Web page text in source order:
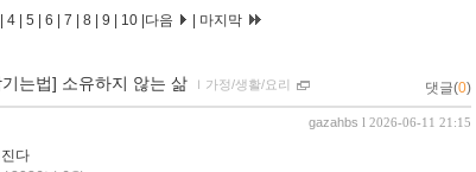
4 5 6 7 8 9 10 다음 마지막
는법] 소유하지 않는 삶 ｌ 가정/생활/요리 댓글(0)
gazahbs l 2026-06-11 21:15
다